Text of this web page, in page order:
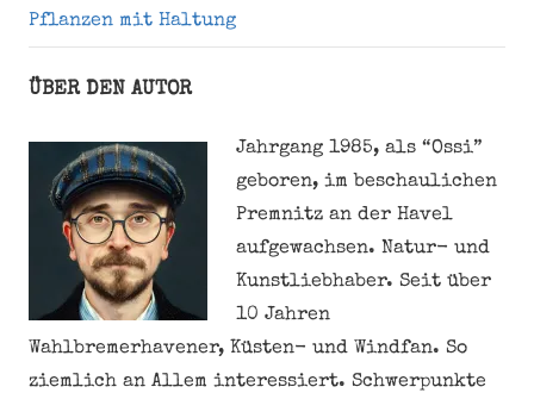
Pflanzen mit Haltung
ÜBER DEN AUTOR
Jahrgang 1985, als “Ossi”
geboren, im beschaulichen
Premnitz an der Havel
aufgewachsen. Natur- und
Kunstliebhaber. Seit über
10 Jahren
Wahlbremerhavener, Küsten- und Windfan. So
ziemlich an Allem interessiert. Schwerpunkte